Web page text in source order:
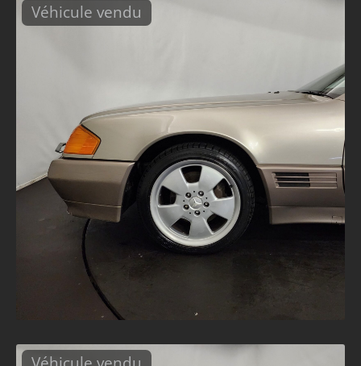
Véhicule vendu